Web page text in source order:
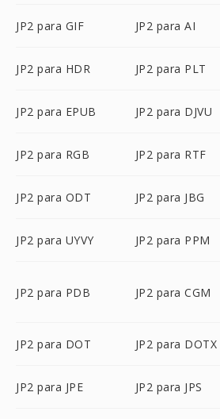
JP2 para GIF JP2 para AI
JP2 para HDR JP2 para PLT
JP2 para EPUB JP2 para DJVU
JP2 para RGB JP2 para RTF
JP2 para ODT JP2 para JBG
JP2 para UYVY JP2 para PPM
JP2 para PDB JP2 para CGM
JP2 para DOT JP2 para DOTX
JP2 para JPE JP2 para JPS